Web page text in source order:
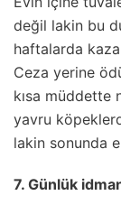
değil lakin bu
haftalarda
Ceza yerine
kısa müddette
yavru
lakin sonunda
7. Günlük